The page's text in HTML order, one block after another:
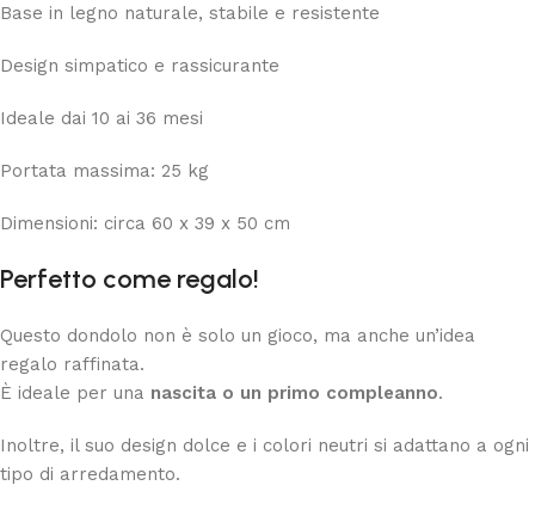
Base in legno naturale, stabile e resistente
Design simpatico e rassicurante
Ideale dai 10 ai 36 mesi
Portata massima: 25 kg
Dimensioni: circa 60 x 39 x 50 cm
Perfetto come regalo!
Questo dondolo non è solo un gioco, ma anche un’idea
regalo raffinata.
È ideale per una nascita o un primo compleanno.
Inoltre, il suo design dolce e i colori neutri si adattano a ogni
tipo di arredamento.